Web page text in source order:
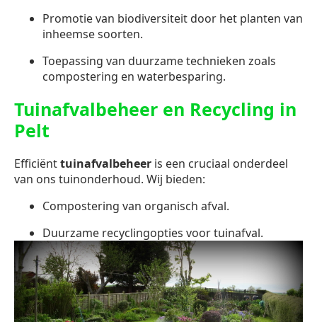
Promotie van biodiversiteit door het planten van
inheemse soorten.
Toepassing van duurzame technieken zoals
compostering en waterbesparing.
Tuinafvalbeheer en Recycling in
Pelt
Efficiënttuinafvalbeheer is een cruciaal onderdeel
van ons tuinonderhoud. Wij bieden:
Compostering van organisch afval.
Duurzame recyclingopties voor tuinafval.